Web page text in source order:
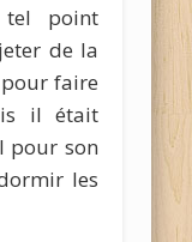
point
de la
pour faire
il était
pour son
les